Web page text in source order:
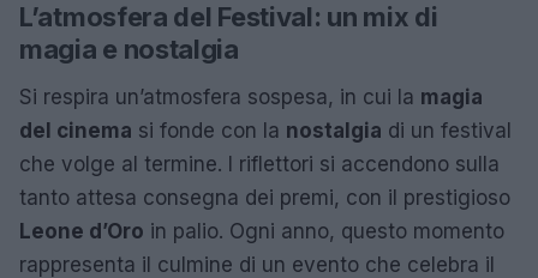
L’atmosfera del Festival: un mix di
magia e nostalgia
Si respira un’atmosfera sospesa, in cui la magia
del cinema si fonde con la nostalgia di un festival
che volge al termine. I riflettori si accendono sulla
tanto attesa consegna dei premi, con il prestigioso
Leone d’Oro in palio. Ogni anno, questo momento
rappresenta il culmine di un evento che celebra il